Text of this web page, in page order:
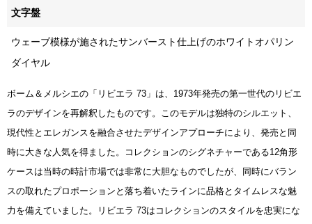
文字盤
ウェーブ模様が施されたサンバースト仕上げのホワイトオパリン
ダイヤル
ボーム＆メルシエの「リビエラ 73」は、1973年発売の第一世代のリビエ
ラのデザインを再解釈したものです。このモデルは独特のシルエット、
現代性とエレガンスを融合させたデザインアプローチにより、発売と同
時に大きな人気を得ました。コレクションのシグネチャーである12角形
ケースは当時の時計市場では非常に大胆なものでしたが、同時にバラン
スの取れたプロポーションと落ち着いたラインに品格とタイムレスな魅
力を備えていました。リビエラ 73はコレクションのスタイルを忠実にな